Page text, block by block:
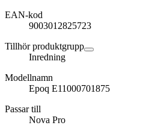
EAN-kod
9003012825723
Tillhör produktgrupp
Inredning
Modellnamn
Epoq E11000701875
Passar till
Nova Pro